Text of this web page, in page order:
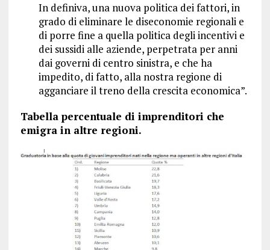
In definiva, una nuova politica dei fattori, in
grado di eliminare le diseconomie regionali e
di porre fine a quella politica degli incentivi e
dei sussidi alle aziende, perpetrata per anni
dai governi di centro sinistra, e che ha
impedito, di fatto, alla nostra regione di
agganciare il treno della crescita economica”.
Tabella percentuale di imprenditori che
emigra in altre regioni.